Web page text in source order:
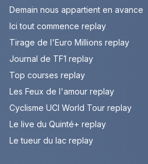
Demain nous appartient en avance
Ici tout commence replay
Tirage de l'Euro Millions replay
Journal de TF1 replay
Top courses replay
Les Feux de l'amour replay
Cyclisme UCI World Tour replay
Le live du Quinté+ replay
Le tueur du lac replay